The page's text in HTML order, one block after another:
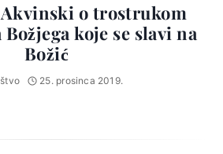
Akvinski o trostrukom
koje se slavi na
Božić
25. prosinca 2019.